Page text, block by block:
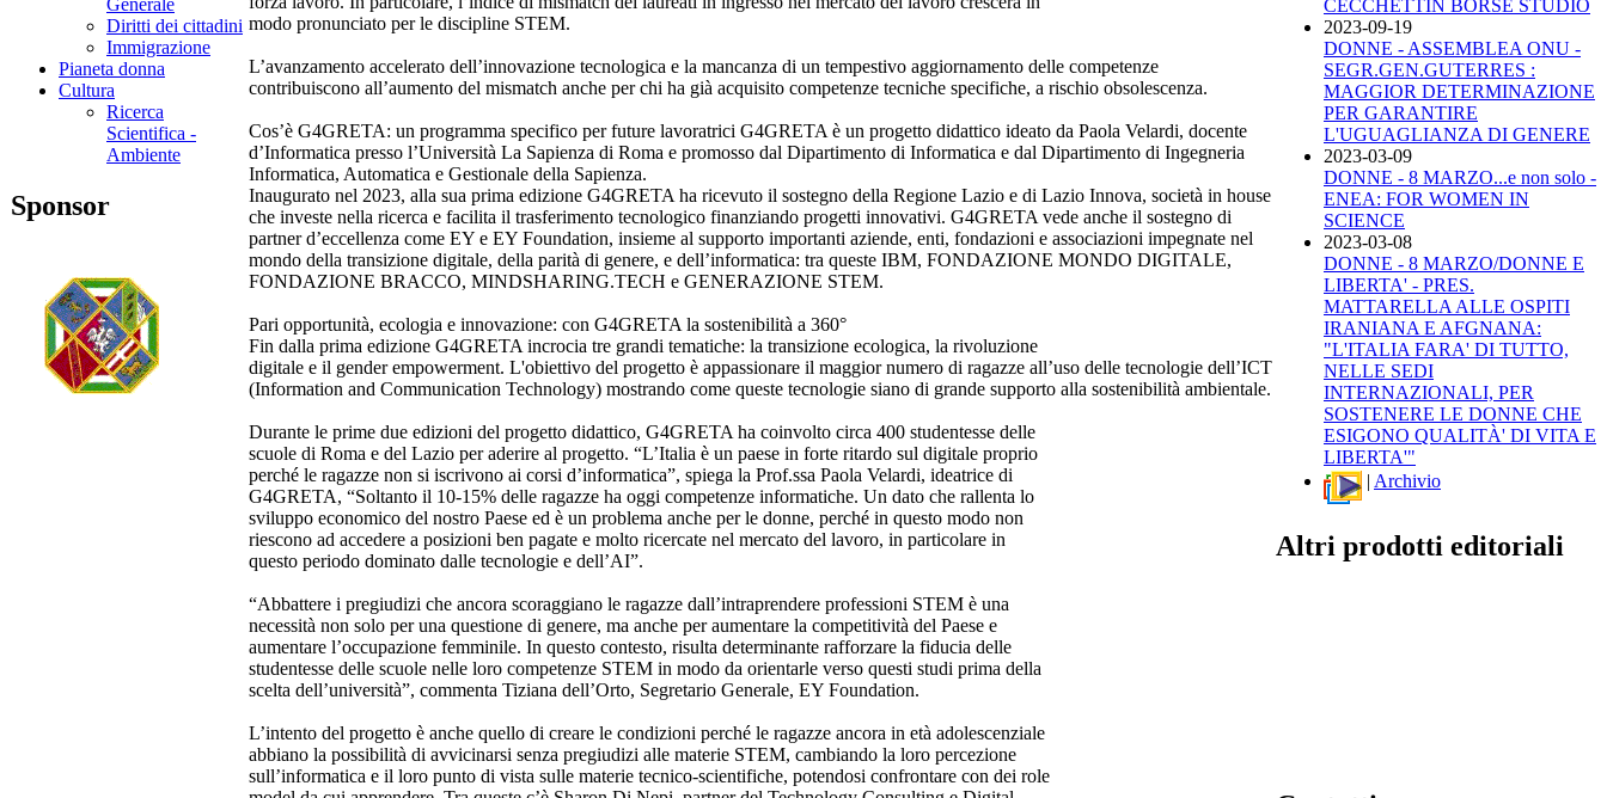
Generale
Diritti dei cittadini
Immigrazione
Pianeta donna
Cultura
Ricerca
Scientifica -
Ambiente
Sponsor
modo pronunciato per le discipline STEM.
L’avanzamento accelerato dell’innovazione tecnologica e la mancanza di un tempestivo aggiornamento delle competenze
contribuiscono all’aumento del mismatch anche per chi ha già acquisito competenze tecniche specifiche, a rischio obsolescenza.
Cos’è G4GRETA: un programma specifico per future lavoratrici G4GRETA è un progetto didattico ideato da Paola Velardi, docente
d’Informatica presso l’Università La Sapienza di Roma e promosso dal Dipartimento di Informatica e dal Dipartimento di Ingegneria
Informatica, Automatica e Gestionale della Sapienza.
Inaugurato nel 2023, alla sua prima edizione G4GRETA ha ricevuto il sostegno della Regione Lazio e di Lazio Innova, società in house
che investe nella ricerca e facilita il trasferimento tecnologico finanziando progetti innovativi. G4GRETA vede anche il sostegno di
partner d’eccellenza come EY e EY Foundation, insieme al supporto importanti aziende, enti, fondazioni e associazioni impegnate nel
mondo della transizione digitale, della parità di genere, e dell’informatica: tra queste IBM, FONDAZIONE MONDO DIGITALE,
FONDAZIONE BRACCO, MINDSHARING.TECH e GENERAZIONE STEM.
Pari opportunità, ecologia e innovazione: con G4GRETA la sostenibilità a 360°
Fin dalla prima edizione G4GRETA incrocia tre grandi tematiche: la transizione ecologica, la rivoluzione
digitale e il gender empowerment. L'obiettivo del progetto è appassionare il maggior numero di ragazze all’uso delle tecnologie dell’ICT
(Information and Communication Technology) mostrando come queste tecnologie siano di grande supporto alla sostenibilità ambientale.
Durante le prime due edizioni del progetto didattico, G4GRETA ha coinvolto circa 400 studentesse delle
scuole di Roma e del Lazio per aderire al progetto. “L’Italia è un paese in forte ritardo sul digitale proprio
perché le ragazze non si iscrivono ai corsi d’informatica”, spiega la Prof.ssa Paola Velardi, ideatrice di
G4GRETA, “Soltanto il 10-15% delle ragazze ha oggi competenze informatiche. Un dato che rallenta lo
sviluppo economico del nostro Paese ed è un problema anche per le donne, perché in questo modo non
riescono ad accedere a posizioni ben pagate e molto ricercate nel mercato del lavoro, in particolare in
questo periodo dominato dalle tecnologie e dell’AI”.
“Abbattere i pregiudizi che ancora scoraggiano le ragazze dall’intraprendere professioni STEM è una
necessità non solo per una questione di genere, ma anche per aumentare la competitività del Paese e
aumentare l’occupazione femminile. In questo contesto, risulta determinante rafforzare la fiducia delle
studentesse delle scuole nelle loro competenze STEM in modo da orientarle verso questi studi prima della
scelta dell’università”, commenta Tiziana dell’Orto, Segretario Generale, EY Foundation.
L’intento del progetto è anche quello di creare le condizioni perché le ragazze ancora in età adolescenziale
abbiano la possibilità di avvicinarsi senza pregiudizi alle materie STEM, cambiando la loro percezione
sull’informatica e il loro punto di vista sulle materie tecnico-scientifiche, potendosi confrontare con dei role
CECCHETTIN BORSE STUDIO
2023-09-19
DONNE - ASSEMBLEA ONU -
SEGR.GEN.GUTERRES :
MAGGIOR DETERMINAZIONE
PER GARANTIRE
L'UGUAGLIANZA DI GENERE
2023-03-09
DONNE - 8 MARZO...e non solo -
ENEA: FOR WOMEN IN
SCIENCE
2023-03-08
DONNE - 8 MARZO/DONNE E
LIBERTA' - PRES.
MATTARELLA ALLE OSPITI
IRANIANA E AFGNANA:
"L'ITALIA FARA' DI TUTTO,
NELLE SEDI
INTERNAZIONALI, PER
SOSTENERE LE DONNE CHE
ESIGONO QUALITÀ' DI VITA E
LIBERTA'"
| Archivio
Altri prodotti editoriali